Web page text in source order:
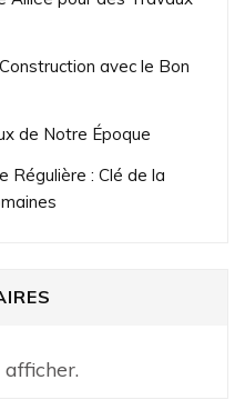
avec le Bon
de Notre Époque
Régulière : Clé de la